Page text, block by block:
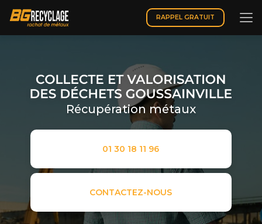
contenu
principal
RAPPEL GRATUIT
Récupération métaux
01 30 18 11 96
CONTACTEZ-NOUS